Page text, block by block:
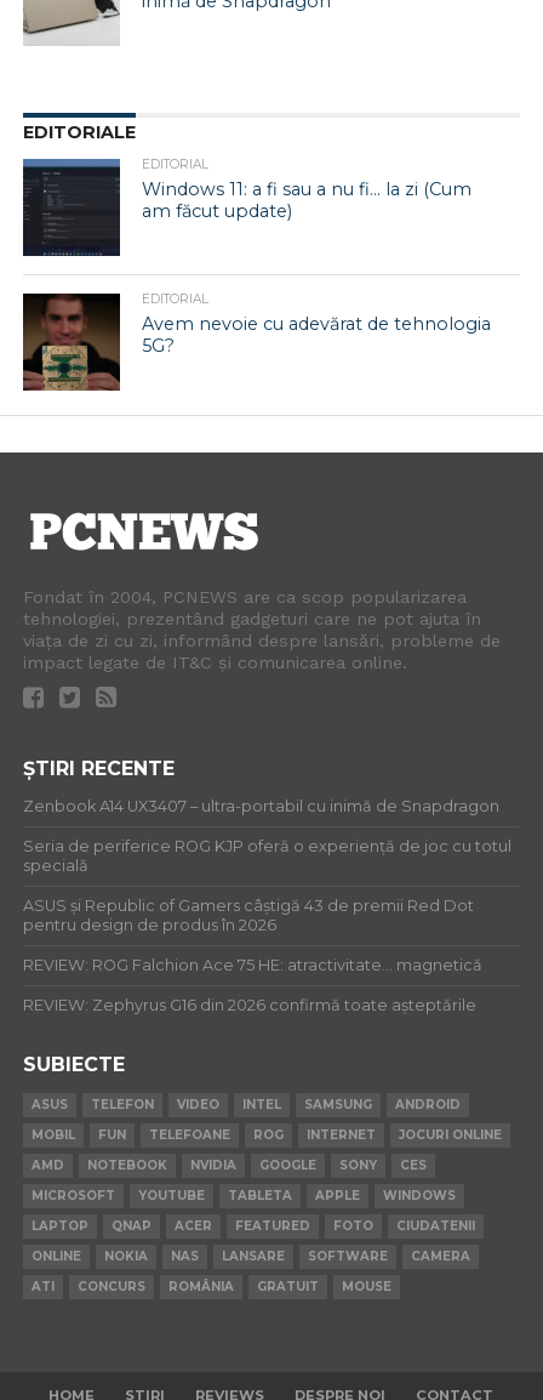
EDITORIALE
EDITORIAL
Windows 11: a fi sau a nu fi… la zi (Cum
am făcut update)
EDITORIAL
Avem nevoie cu adevărat de tehnologia
5G?
Fondat în 2004, PCNEWS are ca scop popularizarea
tehnologiei, prezentând gadgeturi care ne pot ajuta în
viața de zi cu zi, informând despre lansări, probleme de
impact legate de IT&C și comunicarea online.
ȘTIRI RECENTE
Zenbook A14 UX3407 – ultra-portabil cu inimă de Snapdragon
Seria de periferice ROG KJP oferă o experiență de joc cu totul
specială
ASUS și Republic of Gamers câștigă 43 de premii Red Dot
pentru design de produs în 2026
REVIEW: ROG Falchion Ace 75 HE: atractivitate… magnetică
REVIEW: Zephyrus G16 din 2026 confirmă toate așteptările
SUBIECTE
ASUS TELEFON VIDEO INTEL SAMSUNG
ANDROID
MOBIL
FUN TELEFOANE ROG INTERNET
JOCURI ONLINE
AMD
NOTEBOOK NVIDIA GOOGLE SONY
CES
MICROSOFT
YOUTUBE TABLETA APPLE
WINDOWS
LAPTOP
QNAP ACER FEATURED FOTO
CIUDATENII
ONLINE
NOKIA NAS LANSARE SOFTWARE
CAMERA
ATI
CONCURS ROMÂNIA GRATUIT MOUSE
HOME STIRI REVIEWS DESPRE NOI CONTACT